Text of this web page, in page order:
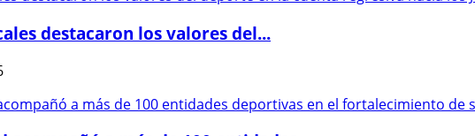
destacaron los valores del...